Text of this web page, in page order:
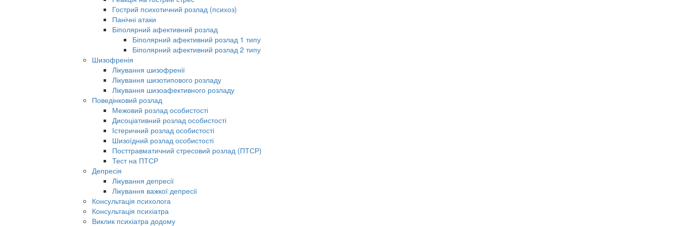
Гострий психотичний розлад (психоз)
Панічні атаки
Біполярний афективний розлад
Біполярний афективний розлад 1 типу
Біполярний афективний розлад 2 типу
Шизофренія
Лікування шизофренії
Лікування шизотипового розладу
Лікування шизоафективного розладу
Поведінковий розлад
Межовий розлад особистості
Дисоціативний розлад особистості
Істеричний розлад особистості
Шизоїдний розлад особистості
Посттравматичний стресовий розлад (ПТСР)
Тест на ПТСР
Депресія
Лікування депресії
Лікування важкої депресії
Консультація психолога
Консультація психіатра
Виклик психіатра додому